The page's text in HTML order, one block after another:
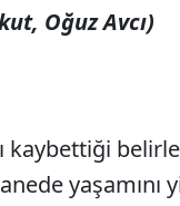
Oğuz Avcı)
kaybettiği